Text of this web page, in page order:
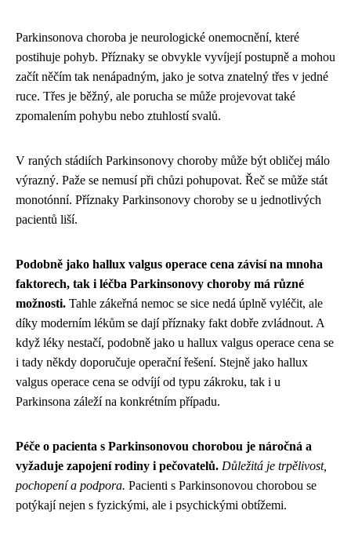
Parkinsonova choroba je neurologické onemocnění, které
postihuje pohyb. Příznaky se obvykle vyvíjejí postupně a mohou
začít něčím tak nenápadným, jako je sotva znatelný třes v jedné
ruce. Třes je běžný, ale porucha se může projevovat také
zpomalením pohybu nebo ztuhlostí svalů.
V raných stádiích Parkinsonovy choroby může být obličej málo
výrazný. Paže se nemusí při chůzi pohupovat. Řeč se může stát
monotónní. Příznaky Parkinsonovy choroby se u jednotlivých
pacientů liší.
Podobně jako hallux valgus operace cena závisí na mnoha
faktorech, tak i léčba Parkinsonovy choroby má různé
možnosti. Tahle zákeřná nemoc se sice nedá úplně vyléčit, ale
díky moderním lékům se dají příznaky fakt dobře zvládnout. A
když léky nestačí, podobně jako u hallux valgus operace cena se
i tady někdy doporučuje operační řešení. Stejně jako hallux
valgus operace cena se odvíjí od typu zákroku, tak i u
Parkinsona záleží na konkrétním případu.
Péče o pacienta s Parkinsonovou chorobou je náročná a
vyžaduje zapojení rodiny i pečovatelů. Důležitá je trpělivost,
pochopení a podpora. Pacienti s Parkinsonovou chorobou se
potýkají nejen s fyzickými, ale i psychickými obtížemi.